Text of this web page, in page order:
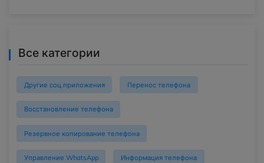
Все категории
Другие соц.приложения Перенос телефона
Восстановление телефона
Резервное копирование телефона
Управление WhatsApp Информация телефона